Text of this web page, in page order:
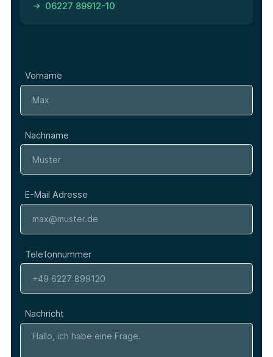
06227 89912-10
Vorname
Nachname
E-Mail Adresse
Telefonnummer
Nachricht